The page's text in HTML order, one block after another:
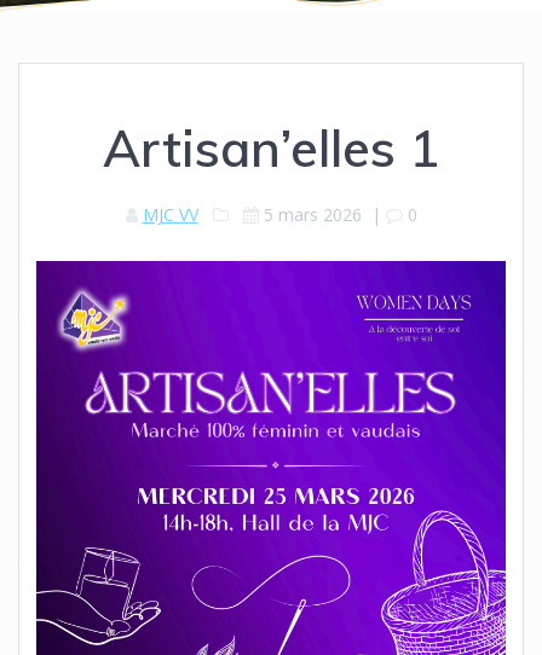
Artisan’elles 1
MJC VV 5 mars 2026 | 0